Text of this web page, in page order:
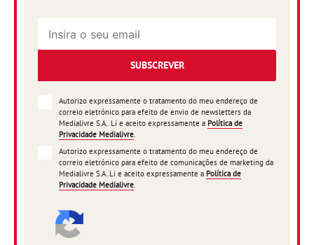
SUBSCREVER
Autorizo expressamente o tratamento do meu endereço de
correio eletrónico para efeito de envio de newsletters da
Medialivre S.A.. Li e aceito expressamente a Política de
Privacidade Medialivre.
Autorizo expressamente o tratamento do meu endereço de
correio eletrónico para efeito de comunicações de marketing da
Medialivre S.A..Li e aceito expressamente a Política de
Privacidade Medialivre.